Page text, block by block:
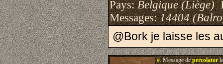
Pays:Belgique (Liège)
Messages:14404
@Bork je laisse les
#.Message depercolator